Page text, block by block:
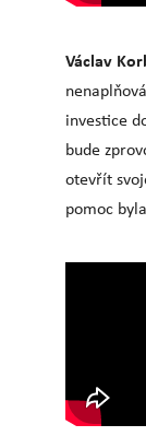
Václav
investice
bude
otevřít
pomoc